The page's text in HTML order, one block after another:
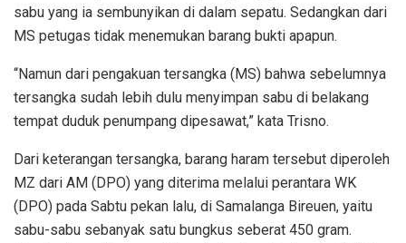
sabu yang ia sembunyikan di dalam sepatu. Sedangkan dari
MS petugas tidak menemukan barang bukti apapun.
“Namun dari pengakuan tersangka (MS) bahwa sebelumnya
tersangka sudah lebih dulu menyimpan sabu di belakang
tempat duduk penumpang dipesawat,” kata Trisno.
Dari keterangan tersangka, barang haram tersebut diperoleh
MZ dari AM (DPO) yang diterima melalui perantara WK
(DPO) pada Sabtu pekan lalu, di Samalanga Bireuen, yaitu
sabu-sabu sebanyak satu bungkus seberat 450 gram.